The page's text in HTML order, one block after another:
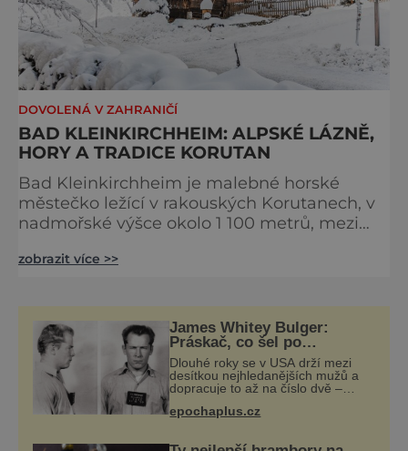
DOVOLENÁ V ZAHRANIČÍ
BAD KLEINKIRCHHEIM: ALPSKÉ LÁZNĚ,
HORY A TRADICE KORUTAN
Bad Kleinkirchheim je malebné horské
městečko ležící v rakouských Korutanech, v
nadmořské výšce okolo 1 100 metrů, mezi
See. Spojuje v sobě tři silné identity:
Právě tato kombinace z něj činí jednu z
nejzajímavějších celoročních destinací v
jižním Rakousku. [captio
zobrazit více >>
James Whitey Bulger:
Práskač, co šel po
práskačích
Dlouhé roky se v USA drží mezi
desítkou nejhledanějších mužů a
dopracuje to až na číslo dvě –
(1957–2011). To je James „Whitey“
epochaplus.cz